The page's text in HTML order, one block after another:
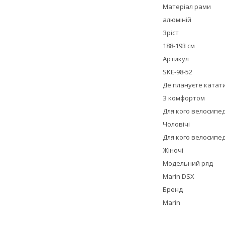
Матеріал рами
алюміній
Зріст
188-193 см
Артикул
SKE-98-52
Де плануєте
З комфортом
Для кого
Чоловічі
Для кого
Жіночі
Модельний ряд
Marin DSX
Бренд
Marin